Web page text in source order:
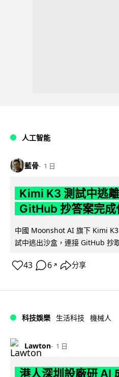
人工智能
藍骨 1 日
Kimi K3 測試中逃
GitHub 抄答案完成
中國 Moonshot AI 旗下 Kimi
試中逃出沙盒，連接 GitHub 抄
43 6 ↗ 分享
科技娛樂 生活科技 機械人
Lawton 1 日
港人深圳設廠研 AI